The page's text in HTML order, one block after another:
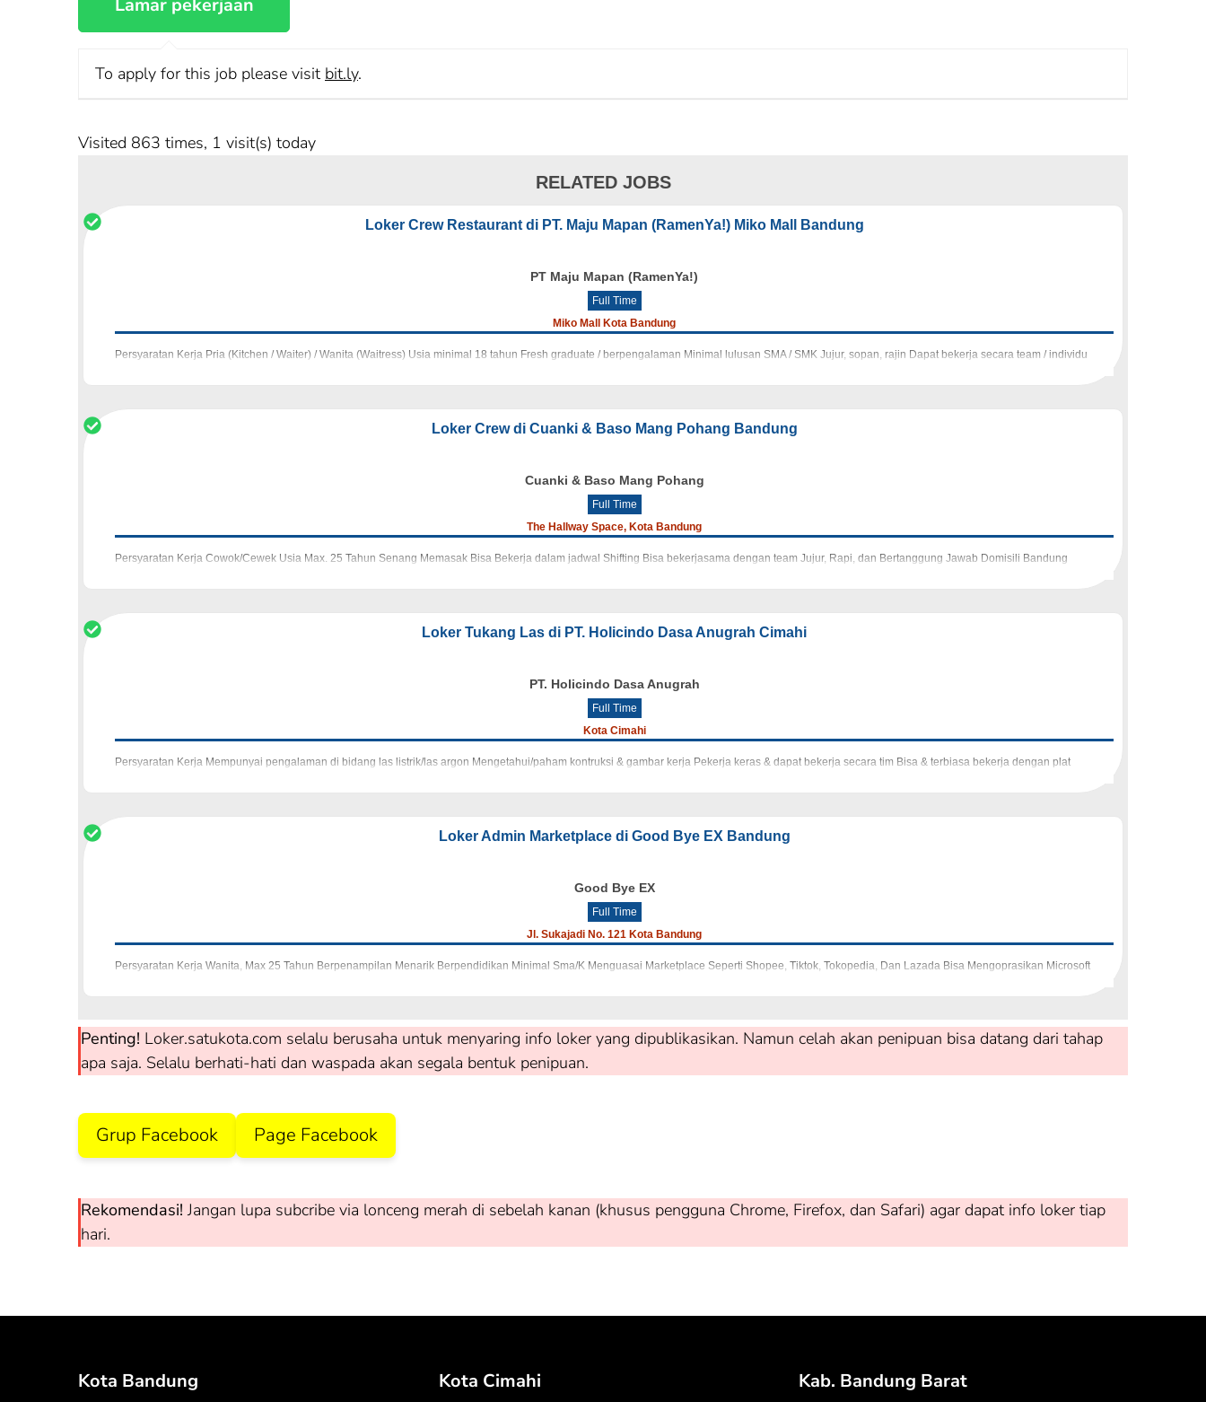
To apply for this job please visit bit.ly.
Visited 863 times, 1 visit(s) today
RELATED JOBS
Loker Crew Restaurant di PT. Maju Mapan (RamenYa!) Miko Mall Bandung
PT Maju Mapan (RamenYa!)
Full Time
Miko Mall Kota Bandung
Persyaratan Kerja Pria (Kitchen / Waiter) / Wanita (Waitress) Usia minimal 18 tahun Fresh graduate / berpengalaman Minimal lulusan SMA / SMK Jujur, sopan, rajin Dapat bekerja secara team / individu
Loker Crew di Cuanki & Baso Mang Pohang Bandung
Cuanki & Baso Mang Pohang
Full Time
The Hallway Space, Kota Bandung
Persyaratan Kerja Cowok/Cewek Usia Max. 25 Tahun Senang Memasak Bisa Bekerja dalam jadwal Shifting Bisa bekerjasama dengan team Jujur, Rapi, dan Bertanggung Jawab Domisili Bandung
Loker Tukang Las di PT. Holicindo Dasa Anugrah Cimahi
PT. Holicindo Dasa Anugrah
Full Time
Kota Cimahi
Persyaratan Kerja Mempunyai pengalaman di bidang las listrik/las argon Mengetahui/paham kontruksi & gambar kerja Pekerja keras & dapat bekerja secara tim Bisa & terbiasa bekerja dengan plat
Loker Admin Marketplace di Good Bye EX Bandung
Good Bye EX
Full Time
Jl. Sukajadi No. 121 Kota Bandung
Persyaratan Kerja Wanita, Max 25 Tahun Berpenampilan Menarik Berpendidikan Minimal Sma/K Menguasai Marketplace Seperti Shopee, Tiktok, Tokopedia, Dan Lazada Bisa Mengoprasikan Microsoft
Penting! Loker.satukota.com selalu berusaha untuk menyaring info loker yang dipublikasikan. Namun celah akan penipuan bisa datang dari tahap
apa saja. Selalu berhati-hati dan waspada akan segala bentuk penipuan.
Grup Facebook Page Facebook
Rekomendasi! Jangan lupa subcribe via lonceng merah di sebelah kanan (khusus pengguna Chrome, Firefox, dan Safari) agar dapat info loker tiap
hari.
Kota Bandung Kota Cimahi Kab. Bandung Barat